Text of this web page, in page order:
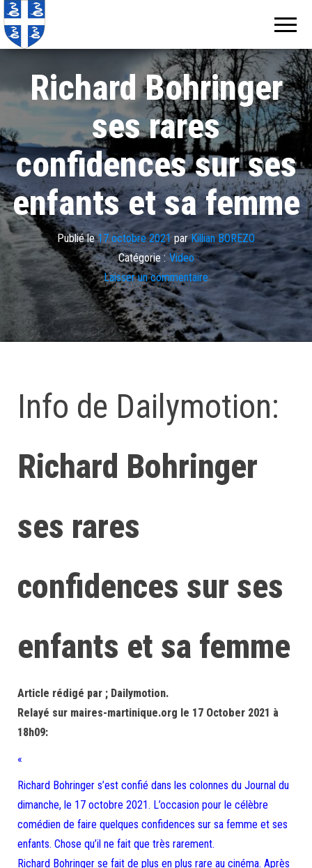
Richard Bohringer
ses rares
confidences sur ses
enfants et sa femme
Publié le17 octobre 2021parKillian BOREZO
Catégorie : Video
Laisser un commentaire
Info de Dailymotion:
Richard Bohringer
ses rares
confidences sur ses
enfants et sa femme
Article rédigé par ; Dailymotion.
Relayé sur maires-martinique.org le 17 October 2021 à
18h09:
«
Richard Bohringer s’est confié dans les colonnes du Journal du
dimanche, le 17 octobre 2021. L’occasion pour le célèbre
comédien de faire quelques confidences sur sa femme et ses
enfants. Chose qu’il ne fait que très rarement.
Richard Bohringer se fait de plus en plus rare au cinéma. Après